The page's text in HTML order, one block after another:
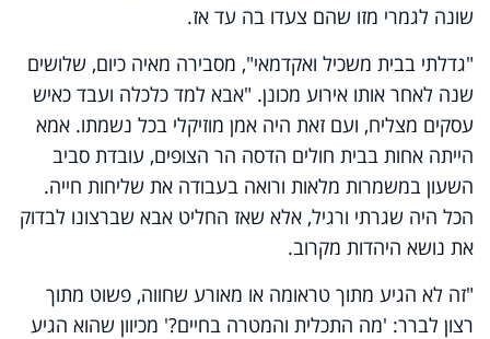
שונה לגמרי מזו שהם צעדו בה עד אז.
"גדלתי בבית משכיל ואקדמאי", מסבירה מאיה כיום, שלושים
שנה לאחר אותו אירוע מכונן. "אבא למד כלכלה ועבד כאיש
עסקים מצליח, ועם זאת היה אמן מוזיקלי בכל נשמתו. אמא
הייתה אחות בבית חולים הדסה הר הצופים, עובדת סביב
השעון במשמרות מלאות ורואה בעבודה את שליחות חייה.
הכל היה שגרתי ורגיל, אלא שאז החליט אבא שברצונו לבדוק
את נושא היהדות מקרוב.
"זה לא הגיע מתוך טראומה או מאורע שחווה, פשוט מתוך
רצון לברר: 'מה התכלית והמטרה בחיים?' מכיוון שהוא הגיע